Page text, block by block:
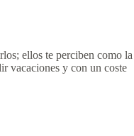
ellos te perciben como la
vacaciones y con un coste